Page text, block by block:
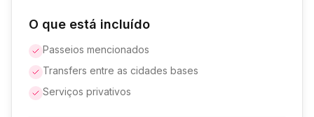
O que está incluído
Passeios mencionados
Transfers entre as cidades bases
Serviços privativos